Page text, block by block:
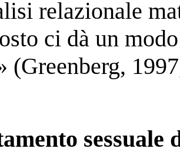
relazionale
ci dà un
(Greenberg,
sessuale